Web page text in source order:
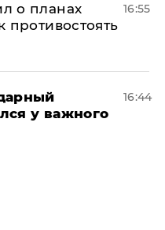
о планах
противостоять
16:55
у важного
16:44